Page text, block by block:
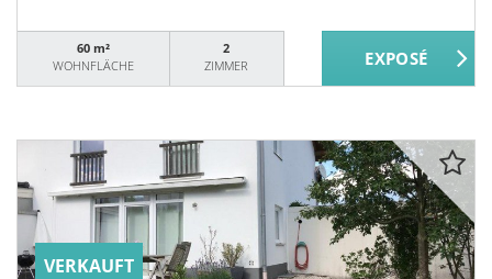
60 m²
WOHNFLÄCHE
2
ZIMMER
VERKAUFT